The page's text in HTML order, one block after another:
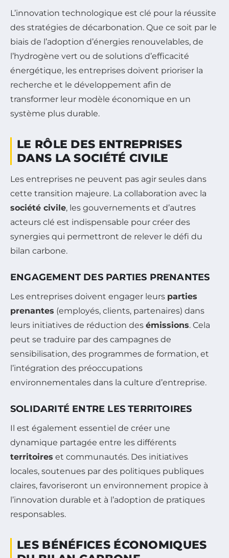
L’innovation technologique est clé pour la réussite
des stratégies de décarbonation. Que ce soit par le
biais de l’adoption d’énergies renouvelables, de
l’hydrogène vert ou de solutions d’efficacité
énergétique, les entreprises doivent prioriser la
recherche et le développement afin de
transformer leur modèle économique en un
système plus durable.
LE RÔLE DES ENTREPRISES
DANS LA SOCIÉTÉ CIVILE
Les entreprises ne peuvent pas agir seules dans
cette transition majeure. La collaboration avec la
société civile, les gouvernements et d’autres
acteurs clé est indispensable pour créer des
synergies qui permettront de relever le défi du
bilan carbone.
ENGAGEMENT DES PARTIES PRENANTES
Les entreprises doivent engager leurs parties
prenantes (employés, clients, partenaires) dans
leurs initiatives de réduction des émissions. Cela
peut se traduire par des campagnes de
sensibilisation, des programmes de formation, et
l’intégration des préoccupations
environnementales dans la culture d’entreprise.
SOLIDARITÉ ENTRE LES TERRITOIRES
Il est également essentiel de créer une
dynamique partagée entre les différents
territoires et communautés. Des initiatives
locales, soutenues par des politiques publiques
claires, favoriseront un environnement propice à
l’innovation durable et à l’adoption de pratiques
responsables.
LES BÉNÉFICES ÉCONOMIQUES